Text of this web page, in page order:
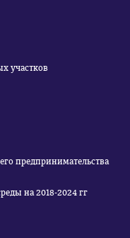
участков
предпринимательства
среды на 2018-2024 гг